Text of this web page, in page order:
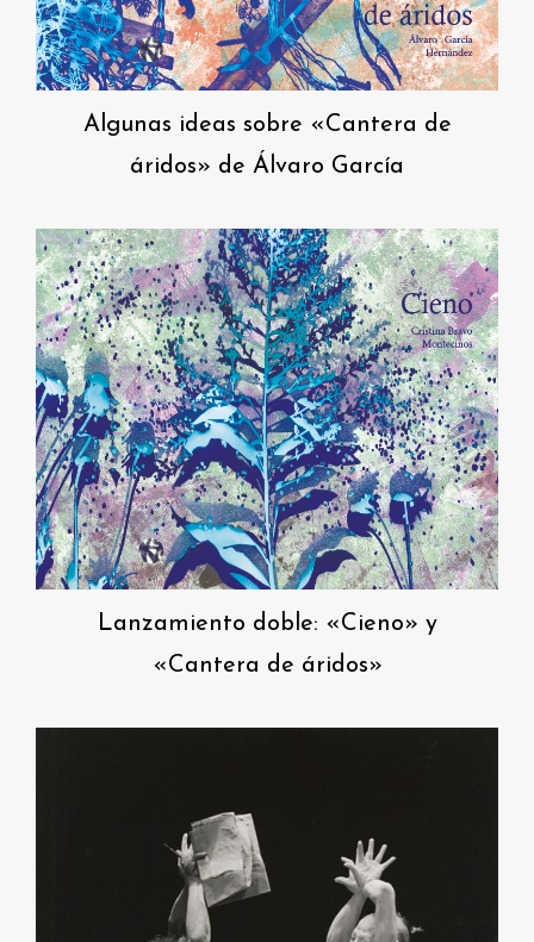
Algunas ideas sobre «Cantera de
áridos» de Álvaro García
Lanzamiento doble: «Cieno» y
«Cantera de áridos»